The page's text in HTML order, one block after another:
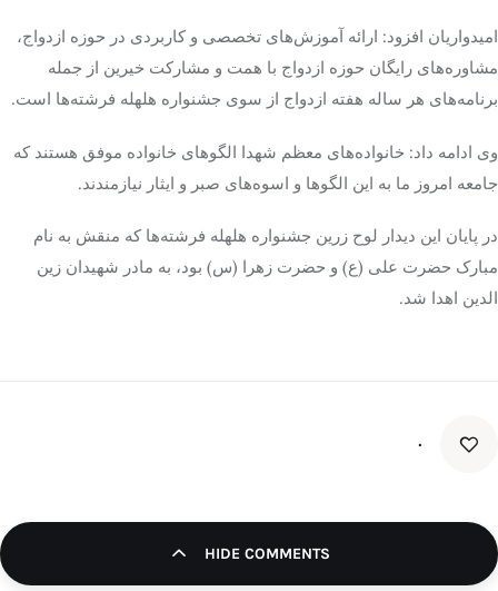
امیدواریان افزود: ارائه آموزش‌های تخصصی و کاربردی در حوزه ازدواج،
مشاوره‌های رایگان حوزه ازدواج با همت و مشارکت خیرین از جمله
برنامه‌های هر ساله هفته ازدواج از سوی جشنواره هلهله فرشته‌ها است.
وی ادامه داد: خانواده‌های معظم شهدا الگوهای خانواده موفق هستند که
جامعه امروز ما به این الگوها و اسوه‌های صبر و ایثار نیازمندند.
در پایان این دیدار لوح زرین جشنواره هلهله فرشته‌ها که منقش به نام
مبارک حضرت علی (ع) و حضرت زهرا (س) بود، به مادر شهیدان زین
الدین اهدا شد.
۰
HIDE COMMENTS